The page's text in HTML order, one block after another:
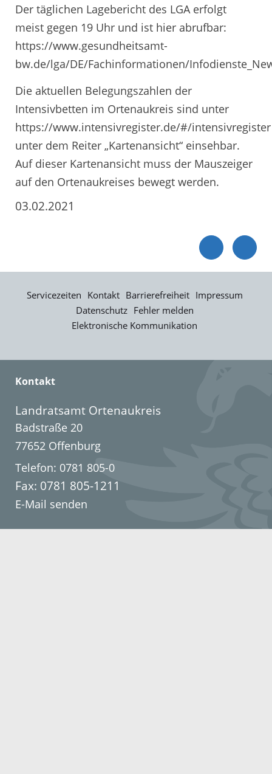
Der täglichen Lagebericht des LGA erfolgt
meist gegen 19 Uhr und ist hier abrufbar:
https://www.gesundheitsamt-
bw.de/lga/DE/Fachinformationen/
Die aktuellen Belegungszahlen der
Intensivbetten im Ortenaukreis sind unter
https://www.intensivregister.de/#/intensivregister
unter dem Reiter „Kartenansicht“ einsehbar.
Auf dieser Kartenansicht muss der Mauszeiger
auf den Ortenaukreises bewegt werden.
03.02.2021
Servicezeiten Kontakt Barrierefreiheit Impressum
Datenschutz Fehler melden
Elektronische Kommunikation
Kontakt
Landratsamt Ortenaukreis
Badstraße 20
77652 Offenburg
Telefon: 0781 805-0
Fax: 0781 805-1211
E-Mail senden